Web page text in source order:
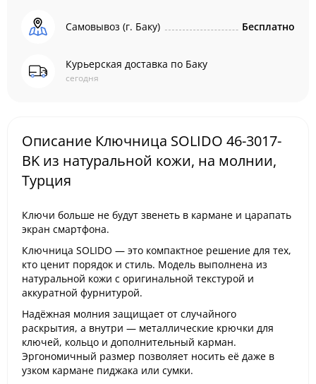
Самовывоз (г. Баку) Бесплатно
Курьерская доставка по Баку
сегодня
Описание Ключница SOLIDO 46-3017-
BK из натуральной кожи, на молнии,
Турция
Ключи больше не будут звенеть в кармане и царапать
экран смартфона.
Ключница SOLIDO — это компактное решение для тех,
кто ценит порядок и стиль. Модель выполнена из
натуральной кожи с оригинальной текстурой и
аккуратной фурнитурой.
Надёжная молния защищает от случайного
раскрытия, а внутри — металлические крючки для
ключей, кольцо и дополнительный карман.
Эргономичный размер позволяет носить её даже в
узком кармане пиджака или сумки.